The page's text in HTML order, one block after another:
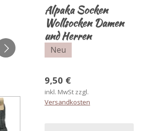
Alpaka Socken
Wollsocken Damen
und Herren
Neu
9,50 €
inkl. MwSt zzgl.
Versandkosten